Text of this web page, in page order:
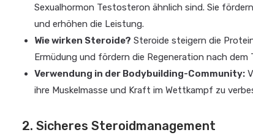
Sexualhormon Testosteron ähnlich sind. Sie
und erhöhen die Leistung.
Wie wirken Steroide? Steroide steigern die
Ermüdung und fördern die Regeneration nach dem
Verwendung in der Bodybuilding-Community:
ihre Muskelmasse und Kraft im Wettkampf zu
2. Sicheres Steroidmanagement